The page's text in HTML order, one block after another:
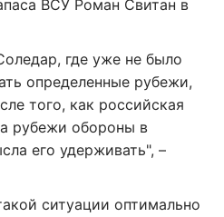
ВСУ Роман Свитан в
где уже не было
определенные рубежи,
того, как российская
рубежи обороны в
его удерживать", –
ситуации оптимально